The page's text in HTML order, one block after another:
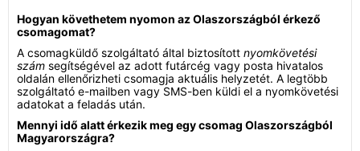
Hogyan követhetem nyomon az Olaszországból érkező
csomagomat?
A csomagküldő szolgáltató által biztosított nyomkövetési
szám segítségével az adott futárcég vagy posta hivatalos
oldalán ellenőrizheti csomagja aktuális helyzetét. A legtöbb
szolgáltató e-mailben vagy SMS-ben küldi el a nyomkövetési
adatokat a feladás után.
Mennyi idő alatt érkezik meg egy csomag Olaszországból
Magyarországra?